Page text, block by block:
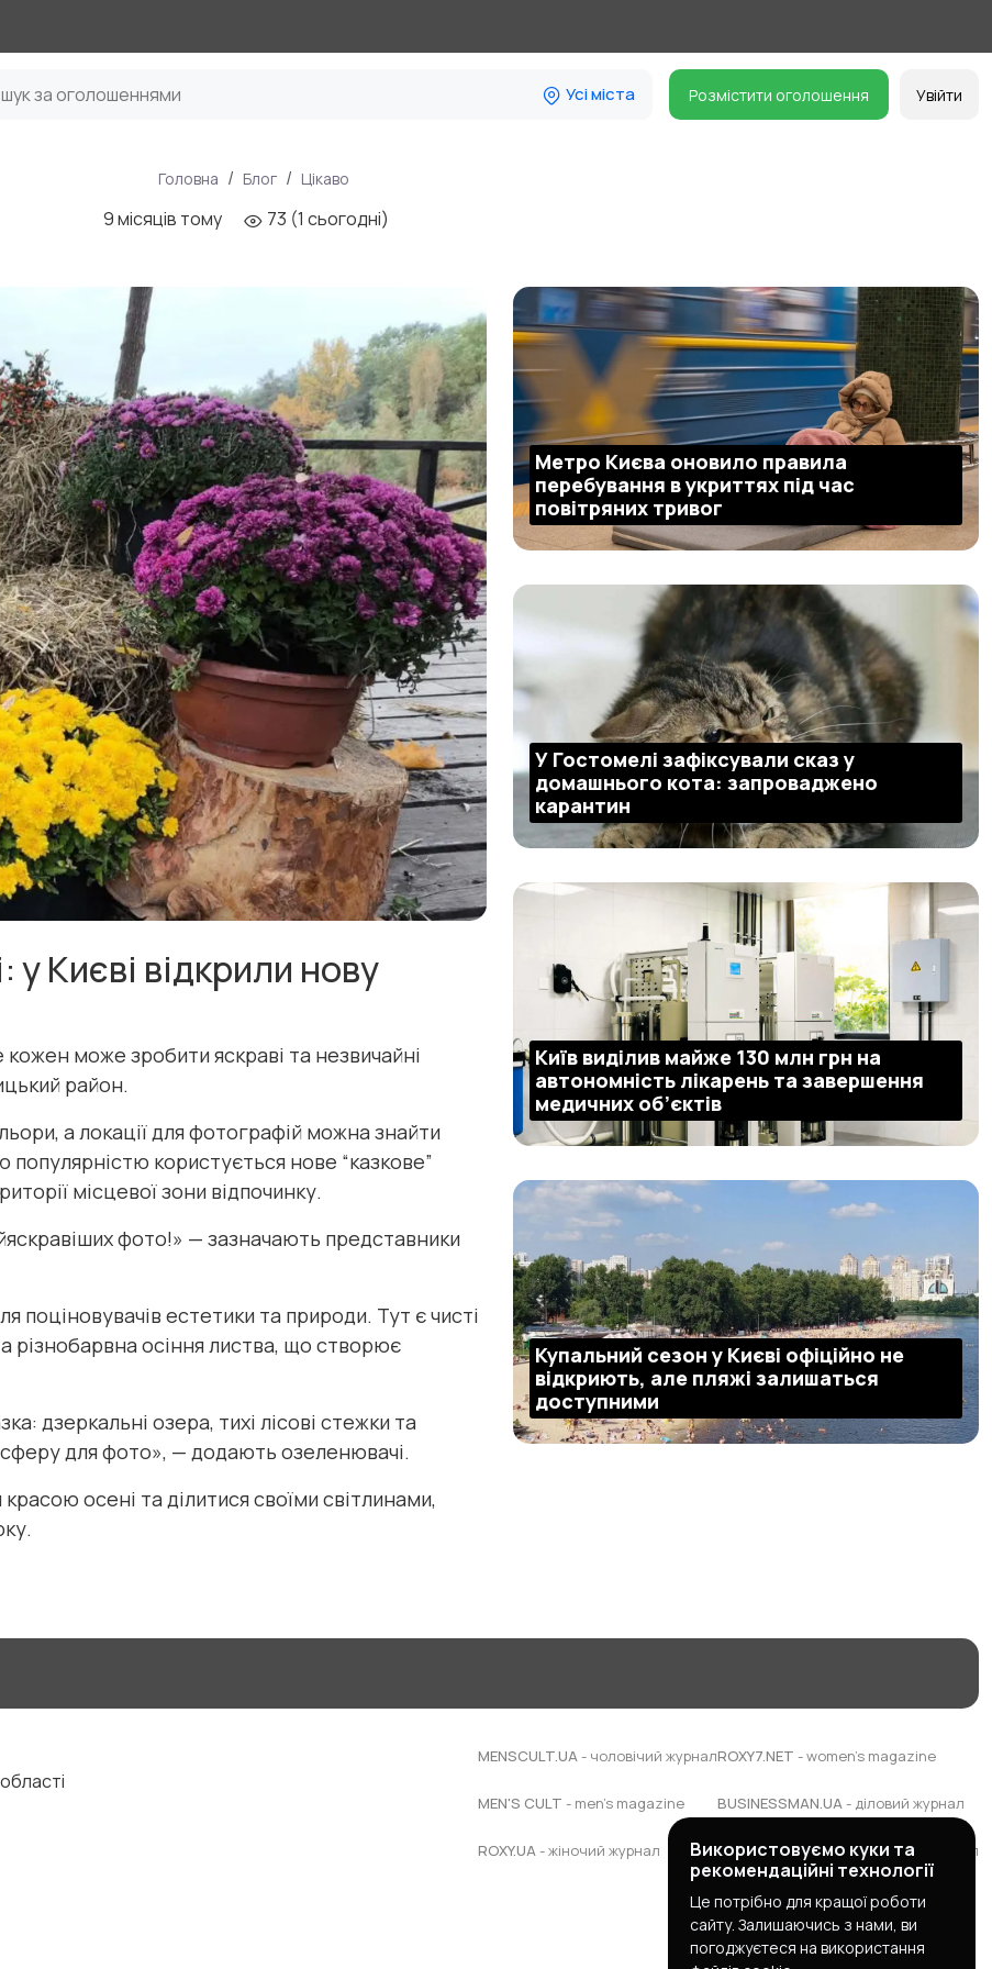
Усі міста Розмістити оголошення Увійти
Головна Блог Цікаво
9 місяців тому 73 (1 сьогодні)
у Києві відкрили нову
може зробити яскраві та незвичайні
район.
а локації для фотографій можна знайти
користується нове “казкове”
місцевої зони відпочинку.
фото!» — зазначають представники
поціновувачів естетики та природи. Тут є чисті
різнобарвна осіння листва, що створює
дзеркальні озера, тихі лісові стежки та
для фото», — додають озеленювачі.
осені та ділитися своїми світлинами,
Метро Києва оновило правила
перебування в укриттях під час
повітряних тривог
У Гостомелі зафіксували сказ у
домашнього кота: запроваджено
карантин
Київ виділив майже 130 млн грн на
автономність лікарень та завершення
медичних об’єктів
Купальний сезон у Києві офіційно не
відкриють, але пляжі залишаться
доступними
MENSCULT.UA- чоловічий журнал
MEN'S CULT - men's magazine
ROXY.UA- жіночий журнал
ROXY7.NET - women's magazine
BUSINESSMAN.UA- діловий журнал
BUDUEMO.COM- будівельний портал
Використовуємо куки та
рекомендаційні технології
Це потрібно для кращої роботи
сайту. Залишаючись з нами, ви
погоджуєтеся на використання